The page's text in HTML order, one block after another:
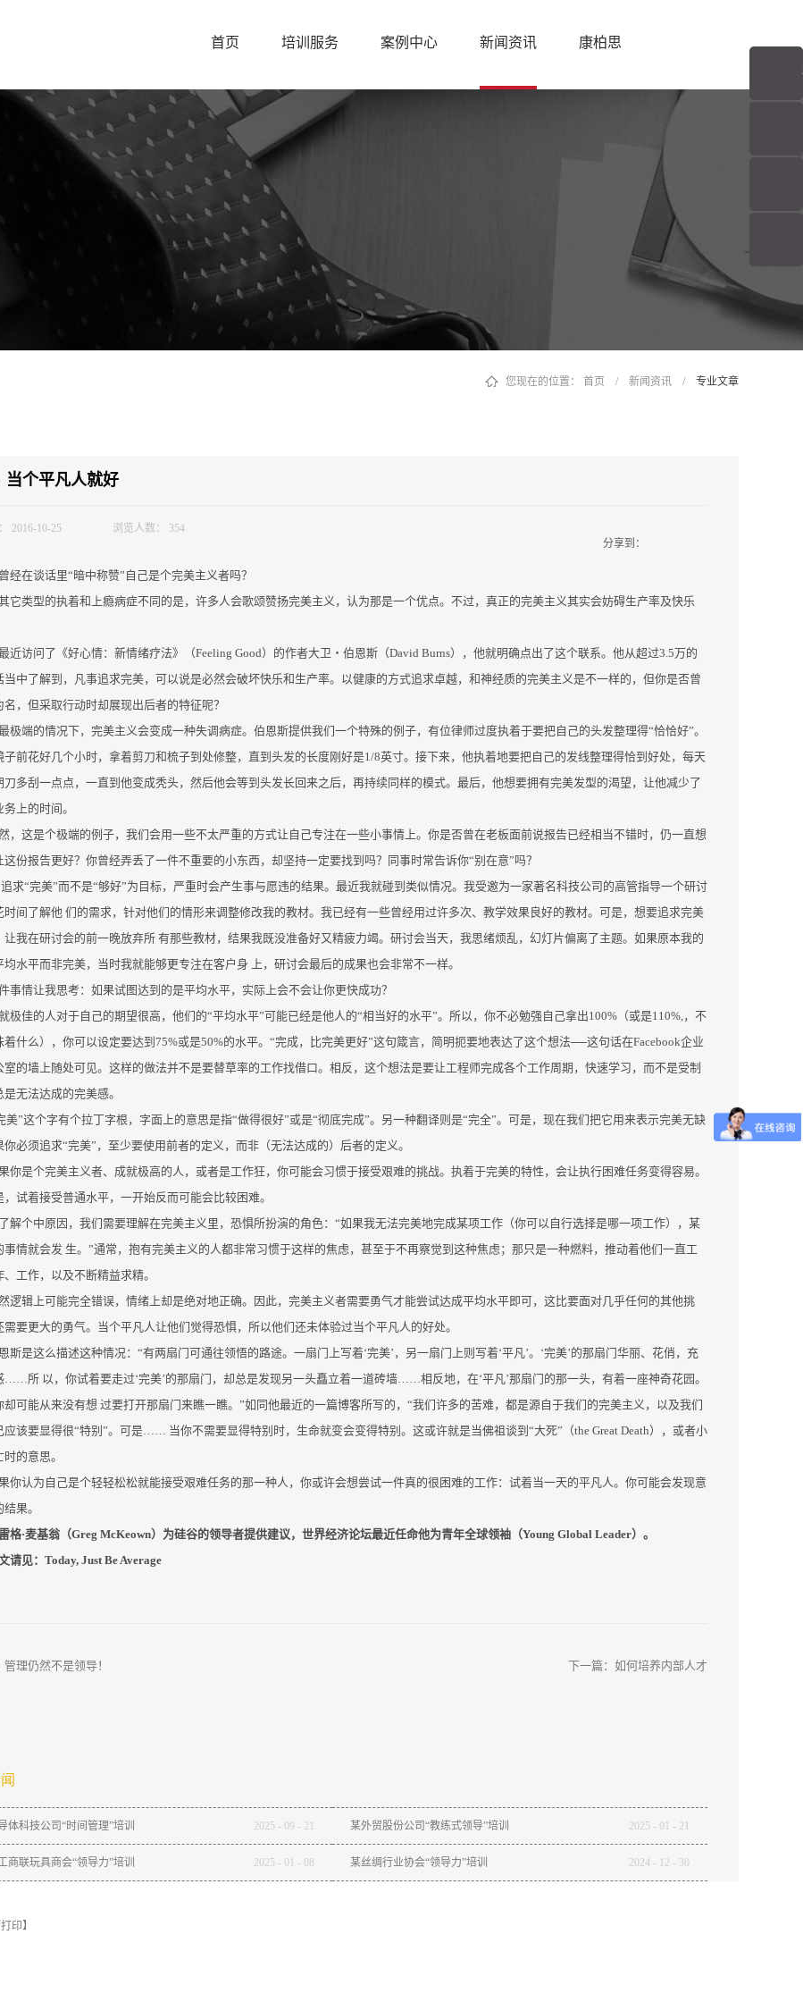
首页 培训服务 案例中心 新闻资讯 康柏思
您现在的位置： 首页 / 新闻资讯 / 专业文章
当个平凡人就好
分享到：
2016-10-25 浏览人数： 354
经在谈话里“暗中称赞”自己是个完美主义者吗？
它类型的执着和上瘾病症不同的是，许多人会歌颂赞扬完美主义，认为那是一个优点。不过，真正的完美主义其实会妨碍生产率及快乐
近访问了《好心情：新情绪疗法》（Feeling Good）的作者大卫 ‧ 伯恩斯（David Burns），他就明确点出了这个联系。他从超过3.5万的
当中了解到，凡事追求完美，可以说是必然会破坏快乐和生产率。以健康的方式追求卓越，和神经质的完美主义是不一样的，但你是否曾
名，但采取行动时却展现出后者的特征呢？
极端的情况下，完美主义会变成一种失调病症。伯恩斯提供我们一个特殊的例子，有位律师过度执着于要把自己的头发整理得“恰恰好”。
子前花好几个小时，拿着剪刀和梳子到处修整，直到头发的长度刚好是1/8英寸。接下来，他执着地要把自己的发线整理得恰到好处，每天
刀多刮一点点，一直到他变成秃头，然后他会等到头发长回来之后，再持续同样的模式。最后，他想要拥有完美发型的渴望，让他减少了
上的时间。
，这是个极端的例子，我们会用一些不太严重的方式让自己专注在一些小事情上。你是否曾在老板面前说报告已经相当不错时，仍一直想
这份报告更好？你曾经弄丢了一件不重要的小东西，却坚持一定要找到吗？同事时常告诉你“别在意”吗？
追求“完美”而不是“够好”为目标，严重时会产生事与愿违的结果。最近我就碰到类似情况。我受邀为一家著名科技公司的高管指导一个研讨
时间了解他 们的需求，针对他们的情形来调整修改我的教材。我已经有一些曾经用过许多次、教学效果良好的教材。可是，想要追求完美
让我在研讨会的前一晚放弃所 有那些教材，结果我既没准备好又精疲力竭。研讨会当天，我思绪烦乱，幻灯片偏离了主题。如果原本我的
均水平而非完美，当时我就能够更专注在客户身 上，研讨会最后的成果也会非常不一样。
事情让我思考：如果试图达到的是平均水平，实际上会不会让你更快成功？
极佳的人对于自己的期望很高，他们的“平均水平”可能已经是他人的“相当好的水平”。所以，你不必勉强自己拿出100%（或是110%,，不
着什么），你可以设定要达到75%或是50%的水平。“完成，比完美更好”这句箴言，简明扼要地表达了这个想法──这句话在Facebook企业
室的墙上随处可见。这样的做法并不是要替草率的工作找借口。相反，这个想法是要让工程师完成各个工作周期，快速学习，而不是受制
无法达成的完美感。
美”这个字有个拉丁字根，字面上的意思是指“做得很好”或是“彻底完成”。另一种翻译则是“完全”。可是，现在我们把它用来表示完美无缺
你必须追求“完美”，至少要使用前者的定义，而非（无法达成的）后者的定义。
你是个完美主义者、成就极高的人，或者是工作狂，你可能会习惯于接受艰难的挑战。执着于完美的特性，会让执行困难任务变得容易。
，试着接受普通水平，一开始反而可能会比较困难。
解个中原因，我们需要理解在完美主义里，恐惧所扮演的角色：“如果我无法完美地完成某项工作（你可以自行选择是哪一项工作），某
事情就会发 生。”通常，抱有完美主义的人都非常习惯于这样的焦虑，甚至于不再察觉到这种焦虑；那只是一种燃料，推动着他们一直工
工作，以及不断精益求精。
逻辑上可能完全错误，情绪上却是绝对地正确。因此，完美主义者需要勇气才能尝试达成平均水平即可，这比要面对几乎任何的其他挑
需要更大的勇气。当个平凡人让他们觉得恐惧，所以他们还未体验过当个平凡人的好处。
斯是这么描述这种情况：“有两扇门可通往领悟的路途。一扇门上写着‘完美’，另一扇门上则写着‘平凡’。‘完美’的那扇门华丽、花俏，充
……所 以，你试着要走过‘完美’的那扇门，却总是发现另一头矗立着一道砖墙……相反地，在‘平凡’那扇门的那一头，有着一座神奇花园。
却可能从来没有想 过要打开那扇门来瞧一瞧。”如同他最近的一篇博客所写的，“我们许多的苦难，都是源自于我们的完美主义，以及我们
应该要显得很“特别”。可是…… 当你不需要显得特别时，生命就变会变得特别。这或许就是当佛祖谈到“大死”（the Great Death），或者小
的意思。
你认为自己是个轻轻松松就能接受艰难任务的那一种人，你或许会想尝试一件真的很困难的工作：试着当一天的平凡人。你可能会发现意
果。
格·麦基翁（Greg McKeown）为硅谷的领导者提供建议，世界经济论坛最近任命他为青年全球领袖（Young Global Leader）。
请见： Today, Just Be Average
管理仍然不是领导！ 下一篇： 如何培养内部人才
体科技公司“时间管理”培训 2025 - 09 - 21 某外贸股份公司“教练式领导”培训 2025 - 01 - 21
商联玩具商会“领导力”培训 2025 - 01 - 08 某丝绸行业协会“领导力”培训 2024 - 12 - 30
打印】